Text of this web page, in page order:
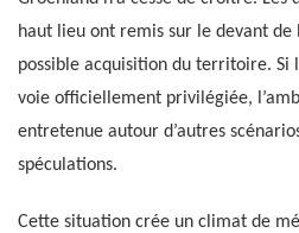
haut lieu ont remis sur le devant de
possible acquisition du territoire. Si
voie officiellement privilégiée,
entretenue autour d’autres
spéculations.
Cette situation crée un climat de